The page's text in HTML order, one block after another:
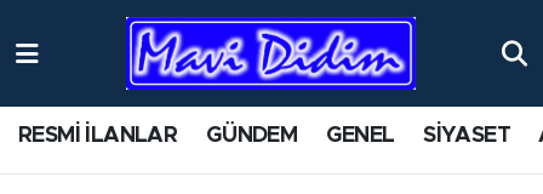
RESMİ İLANLAR GÜNDEM GENEL SİYASET
ANTİK YERLER
Nöbetçi Eczaneler